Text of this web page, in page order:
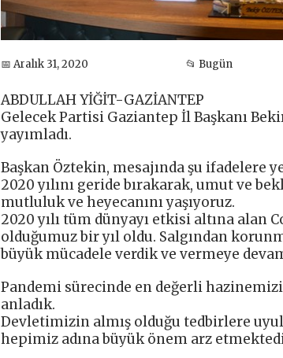
📅 Aralık 31, 2020 📂 Bugün
ABDULLAH YİĞİT-GAZİANTEP
Gelecek Partisi Gaziantep İl Başkanı
yayımladı.
Başkan Öztekin, mesajında şu ifadelere
2020 yılını geride bırakarak, umut ve
mutluluk ve heyecanını yaşıyoruz.
2020 yılı tüm dünyayı etkisi altına alan
olduğumuz bir yıl oldu. Salgından
büyük mücadele verdik ve vermeye
Pandemi sürecinde en değerli
anladık.
Devletimizin almış olduğu tedbirlere
hepimiz adına büyük önem arz